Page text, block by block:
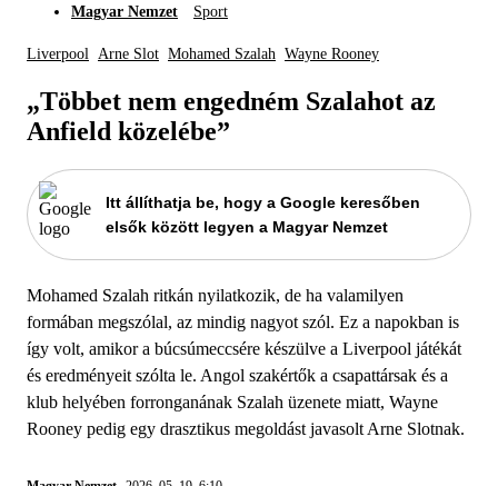
Magyar Nemzet Sport
Liverpool Arne Slot Mohamed Szalah Wayne Rooney
„Többet nem engedném Szalahot az
Anfield közelébe”
Itt állíthatja be, hogy a Google keresőben
elsők között legyen a Magyar Nemzet
Mohamed Szalah ritkán nyilatkozik, de ha valamilyen
formában megszólal, az mindig nagyot szól. Ez a napokban is
így volt, amikor a búcsúmeccsére készülve a Liverpool játékát
és eredményeit szólta le. Angol szakértők a csapattársak és a
klub helyében forronganának Szalah üzenete miatt, Wayne
Rooney pedig egy drasztikus megoldást javasolt Arne Slotnak.